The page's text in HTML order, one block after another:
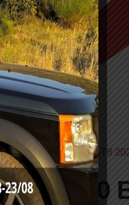
2012+, T7 2017+&T8
70